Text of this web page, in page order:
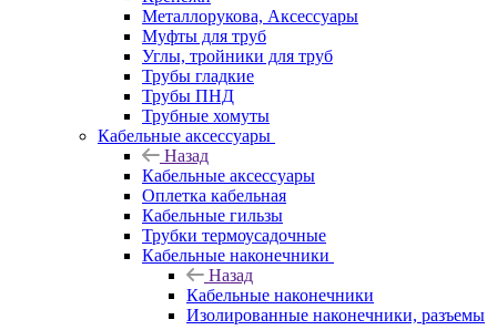
Металлорукова, Аксессуары
Муфты для труб
Углы, тройники для труб
Трубы гладкие
Трубы ПНД
Трубные хомуты
Кабельные аксессуары
Назад
Кабельные аксессуары
Оплетка кабельная
Кабельные гильзы
Трубки термоусадочные
Кабельные наконечники
Назад
Кабельные наконечники
Изолированные наконечники, разъемы